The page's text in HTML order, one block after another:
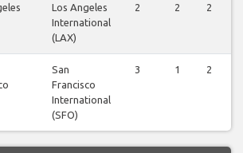
Los Angeles
International
(LAX)
2 2 2
San
Francisco
International
(SFO)
3 1 2